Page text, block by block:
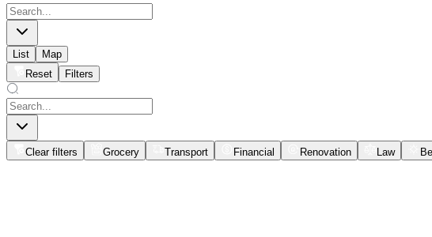
List
Map
Reset
Filters
Clear filters Grocery Transport Financial Renovation Law